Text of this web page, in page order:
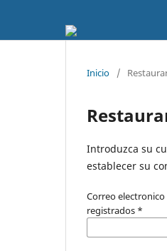
Inicio /
Introduzca su
establecer su
Correo
registrados *